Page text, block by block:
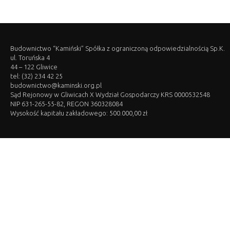
Budownictwo “Kamiński” Spółka z ograniczoną odpowiedzialnością Sp.K.
ul. Toruńska 4
44 – 122 Gliwice
tel: (32) 234 42 25
budownictwo@kaminski.org.pl
Sąd Rejonowy w Gliwicach X Wydział Gospodarczy KRS 0000532548
NIP 631-265-55-82, REGON 360328084
Wysokość kapitału zakładowego: 500.000,00 zł